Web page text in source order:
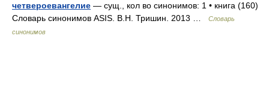
четвероевангелие — сущ., кол во синонимов: 1 • книга (160)
Словарь синонимов ASIS. В.Н. Тришин. 2013 …
Словарь
синонимов